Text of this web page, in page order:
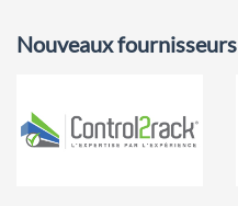
Nouveaux fournisseurs